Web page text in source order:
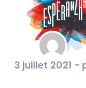
3 juillet 2021 -